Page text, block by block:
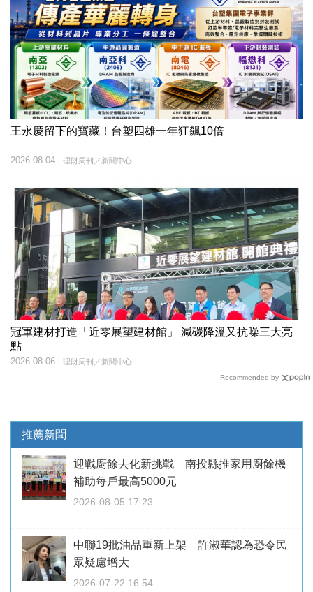
王永慶留下的寶藏！台塑四雄一年狂飆10倍
理財周刊／新聞中心
2026-08-04
冠軍建材打造「近零展望建材館」 減碳降溫又抗噪三大亮
點
理財周刊／新聞中心
2026-08-06
Recommended by
推薦新聞
迎戰廚餘去化新挑戰 南投縣推家用廚餘機
補助每戶最高5000元
2026-08-05 17:23
中聯19批油品重新上架 許淑華認為恐令民
眾疑慮增大
2026-07-22 16:54